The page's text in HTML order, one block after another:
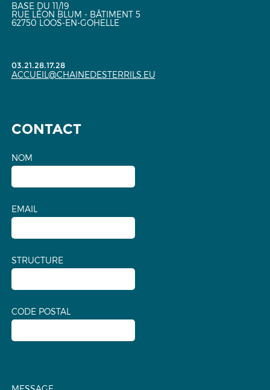
BASE DU 11/19
RUE LÉON BLUM - BÂTIMENT 5
62750 LOOS-EN-GOHELLE
03.21.28.17.28
ACCUEIL@CHAINEDESTERRILS.EU
CONTACT
NOM
EMAIL
STRUCTURE
CODE POSTAL